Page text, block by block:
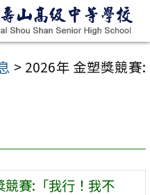
> 2026年 金塑獎競賽:
競賽:「我行！我不